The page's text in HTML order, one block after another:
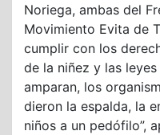
Noriega, ambas del
Movimiento Evita de
cumplir con los
de la niñez y las
amparan, los
dieron la espalda, la
niños a un pedófilo”,